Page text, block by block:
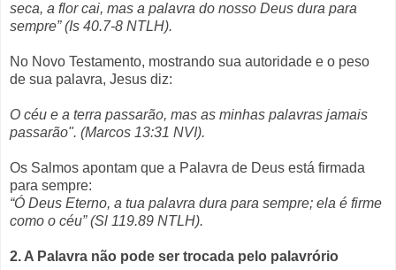
seca, a flor cai, mas a palavra do nosso Deus dura para
sempre” (Is 40.7-8 NTLH).
No Novo Testamento, mostrando sua autoridade e o peso
de sua palavra, Jesus diz:
O céu e a terra passarão, mas as minhas palavras jamais
passarão". (Marcos 13:31 NVI).
Os Salmos apontam que a Palavra de Deus está firmada
para sempre:
“Ó Deus Eterno, a tua palavra dura para sempre; ela é firme
como o céu” (Sl 119.89 NTLH).
2. A Palavra não pode ser trocada pelo palavrório